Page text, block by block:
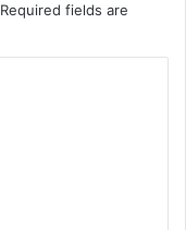
Required fields are